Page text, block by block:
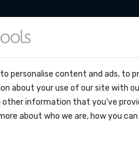
API Docs
Webhooks
agreement
une offre
masse vers
d'API SMS
to personalise content and ads, to
about your use of our site with
information that you’ve
about who we are, how you